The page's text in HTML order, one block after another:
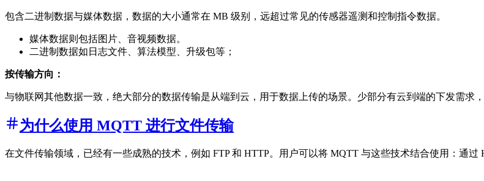
包含二进制数据与媒体数据，数据的大小通常在 MB 级别，远超过常见的传感器遥测和控制指令数据。
媒体数据则包括图片、音视频数据。
二进制数据如日志文件、算法模型、升级包等；
按传输方向：
与物联网其他数据一致，绝大部分的数据传输是从端到云，用于数据上传的场景。少部分有云到端的下发需求
为什么使用 MQTT 进行文件传输
在文件传输领域，已经有一些成熟的技术，例如 FTP 和 HTTP。用户可以将 MQTT 与这些技术结合使用：通过